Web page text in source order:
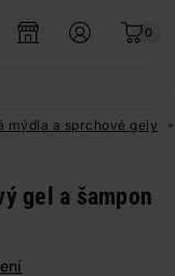
0
mýdla a sprchové gely
gel a šampon